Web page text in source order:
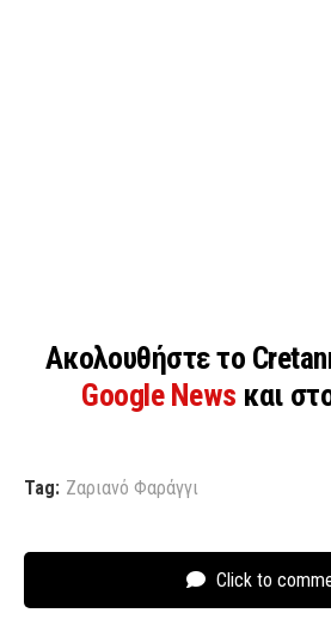
Ακολουθήστε το
Google News και
Tag: Ζαριανό Φαράγγι
Click to